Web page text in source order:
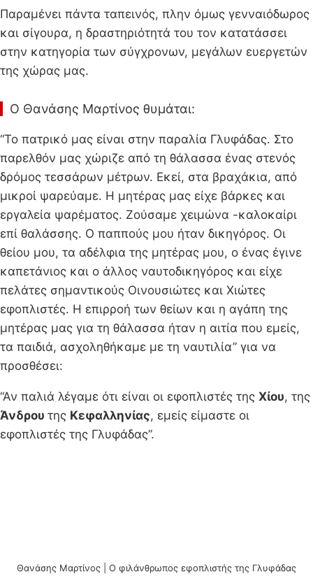
Παραμένει πάντα ταπεινός, πλην όμως γενναιόδωρος
και σίγουρα, η δραστηριότητά του τον κατατάσσει
στην κατηγορία των σύγχρονων, μεγάλων ευεργετών
της χώρας μας.
Ο Θανάσης Μαρτίνος θυμάται:
“Το πατρικό μας είναι στην παραλία Γλυφάδας. Στο
παρελθόν μας χώριζε από τη θάλασσα ένας στενός
δρόμος τεσσάρων μέτρων. Εκεί, στα βραχάκια, από
μικροί ψαρεύαμε. Η μητέρας μας είχε βάρκες και
εργαλεία ψαρέματος. Ζούσαμε χειμώνα -καλοκαίρι
επί θαλάσσης. Ο παππούς μου ήταν δικηγόρος. Οι
θείου μου, τα αδέλφια της μητέρας μου, ο ένας έγινε
καπετάνιος και ο άλλος ναυτοδικηγόρος και είχε
πελάτες σημαντικούς Οινουσιώτες και Χιώτες
εφοπλιστές. Η επιρροή των θείων και η αγάπη της
μητέρας μας για τη θάλασσα ήταν η αιτία που εμείς,
τα παιδιά, ασχοληθήκαμε με τη ναυτιλία” για να
προσθέσει:
“Αν παλιά λέγαμε ότι είναι οι εφοπλιστές της Χίου, της
Άνδρου της Κεφαλληνίας, εμείς είμαστε οι
εφοπλιστές της Γλυφάδας”.
Θανάσης Μαρτίνος | Ο φιλάνθρωπος εφοπλιστής της Γλυφάδας